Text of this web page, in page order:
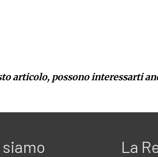
articolo, possono interessarti
La